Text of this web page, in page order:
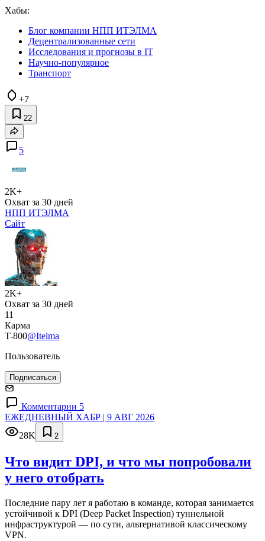
Хабы:
Блог компании НПП ИТЭЛМА
Децентрализованные сети
Исследования и прогнозы в IT
Научно-популярное
Транспорт
+7
22
5
2K+
Охват за 30 дней
НПП ИТЭЛМА
Сайт
2K+
Охват за 30 дней
11
Карма
T-800@Itelma
Пользователь
Подписаться
Комментарии 5
ЕЖЕДНЕВНЫЙ ХАБР | 9 АВГ 2026
28K
2
Что видит DPI, и что мы попробовали
у него отобрать
Последние пару лет я работаю в команде, которая занимается
устойчивой к DPI (Deep Packet Inspection) туннельной
инфраструктурой — по сути, альтернативой классическому
VPN.